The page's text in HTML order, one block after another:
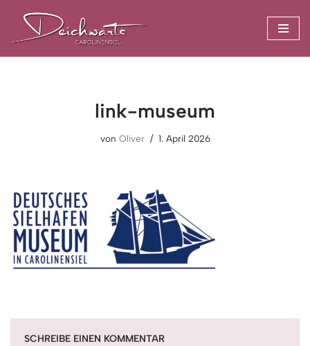
Zum
Inhalt
link-museum
von Oliver 1. April 2026
SCHREIBE EINEN KOMMENTAR